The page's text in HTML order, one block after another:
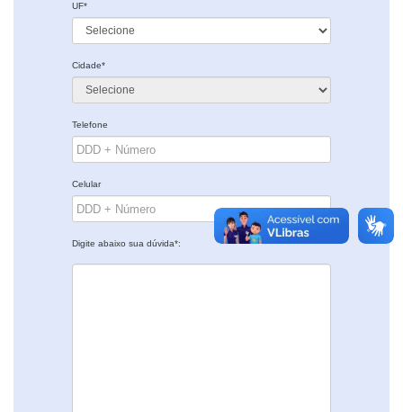
UF*
Cidade*
Telefone
Celular
Digite abaixo sua dúvida*: